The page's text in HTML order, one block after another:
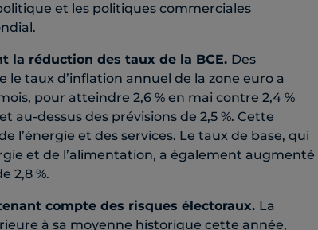
et les politiques commerciales
la réduction des taux de la BCE. Des
taux d’inflation annuel de la zone euro a
pour atteindre 2,6 % en mai contre 2,4 %
au-dessus des prévisions de 2,5 %. Cette
l’énergie et des services. Le taux de base, qui
et de l’alimentation, a également augmenté
2,8 %.
compte des risques électoraux. La
à sa moyenne historique cette année,